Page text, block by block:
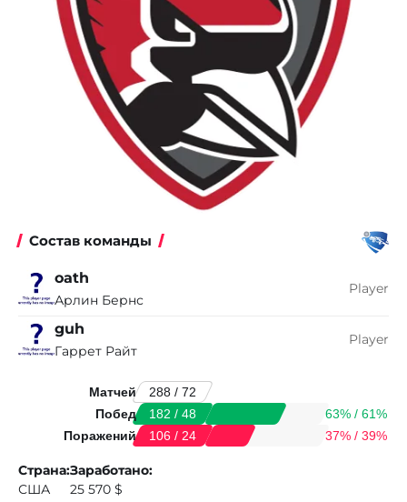
Состав команды
oath
Арлин Бернс
Player
guh
Гаррет Райт
Player
Матчей
288 / 72
Побед
182 / 48
63% / 61%
Поражений
106 / 24 37% / 39%
Страна:
США
Заработано:
25 570 $